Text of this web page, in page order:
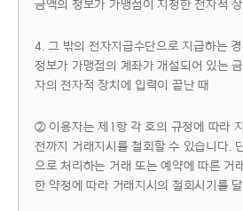
금액의 정보가 가맹점이 지정한 전자적
4. 그 밖의 전자지급수단으로 지급하는
정보가 가맹점의 계좌가 개설되어 있는
자의 전자적 장치에 입력이 끝난 때
② 이용자는 제1항 각 호의 규정에 따라
전까지 거래지시를 철회할 수 있습니다.
으로 처리하는 거래 또는 예약에 따른 거
한 약정에 따라 거래지시의 철회시기를